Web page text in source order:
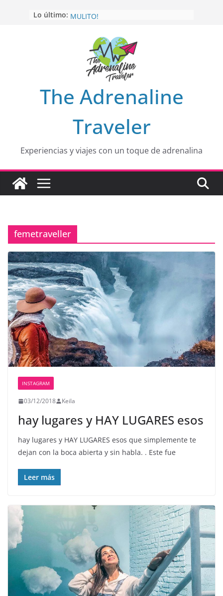
Lo último: OTRA PERSPECTIVA de RÍO EL
Aprovechando que Wen tenía que
EL SENDERO DEL CACAO: Excelente
opción
HOSPEDAJE AL NATURALSHH !!
En
The Adrenaline
Traveler
Experiencias y viajes con un toque de adrenalina
femetraveller
INSTAGRAM
03/12/2018 Keila
hay lugares y HAY LUGARES️ esos
hay lugares y HAY LUGARES️ esos que simplemente te
dejan con la boca abierta y sin habla. . Este fue
Leer más